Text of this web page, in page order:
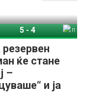
резервен
ќе стане
–
и ја
5 -4